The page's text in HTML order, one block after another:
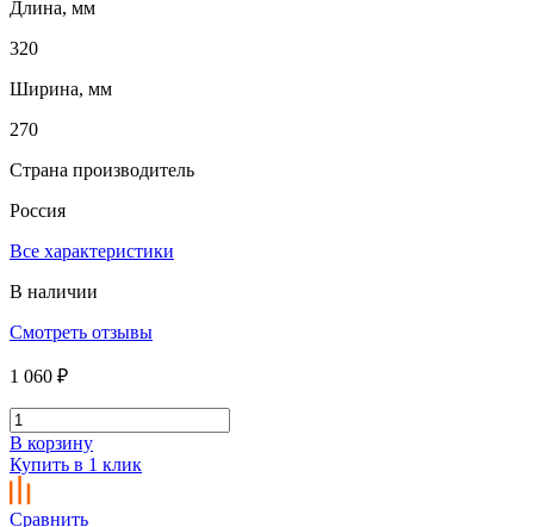
Длина, мм
320
Ширина, мм
270
Страна производитель
Россия
Все характеристики
В наличии
Смотреть отзывы
1 060 ₽
В корзину
Купить в 1 клик
Сравнить